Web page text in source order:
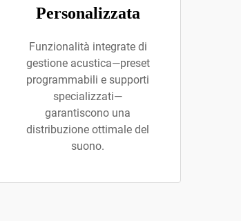
Personalizzata
Funzionalità integrate di
gestione acustica—preset
programmabili e supporti
specializzati—
garantiscono una
distribuzione ottimale del
suono.